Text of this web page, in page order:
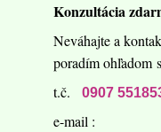
Konzultácia
Neváhajte a
poradím ohľadom
t.č.
0907
e-mail :